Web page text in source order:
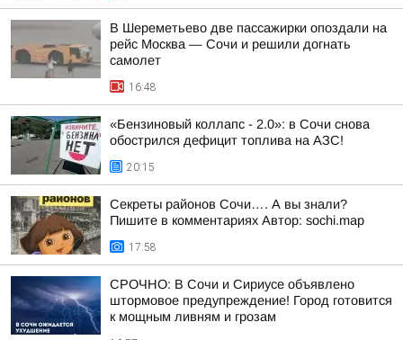
В Шереметьево две пассажирки опоздали на
рейс Москва — Сочи и решили догнать
самолет
16:48
«Бензиновый коллапс - 2.0»: в Сочи снова
обострился дефицит топлива на АЗС!
20:15
Секреты районов Сочи…. А вы знали?
Пишите в комментариях Автор: sochi.map
17:58
СРОЧНО: В Сочи и Сириусе объявлено
штормовое предупреждение! Город готовится
к мощным ливням и грозам